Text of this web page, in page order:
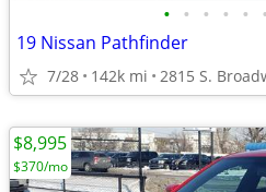
• • • • • •
19 Nissan Pathfinder
7/28 142k mi 2815 S.
$8,995
$370/mo